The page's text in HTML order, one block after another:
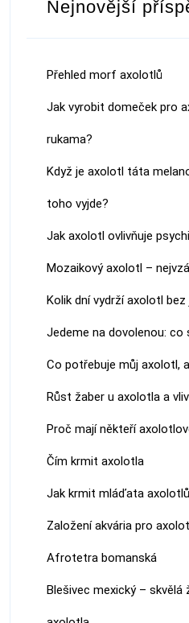
Nejnovější
Přehled morf axolotlů
Jak vyrobit domeček pro
rukama?
Když je axolotl táta
toho vyjde?
Jak axolotl ovlivňuje
Mozaikový axolotl –
Kolik dní vydrží axolotl bez
Jedeme na dovolenou: co
Co potřebuje můj axolotl,
Růst žaber u axolotla a
Proč mají někteří
Čím krmit axolotla
Jak krmit mláďata axolotlů
Založení akvária pro
Afrotetra bomanská
Blešivec mexický –